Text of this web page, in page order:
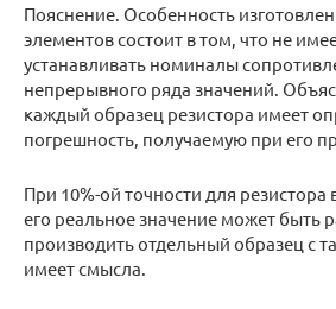
Пояснение. Особенность
элементов состоит в том, что не
устанавливать номиналы
непрерывного ряда значений.
каждый образец резистора имеет
погрешность, получаемую при его
При 10%-ой точности для
его реальное значение может быть
производить отдельный образец с
имеет смысла.